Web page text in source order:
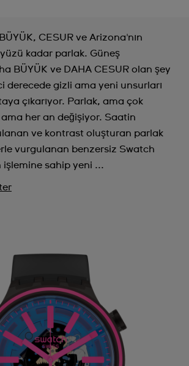
CESUR ve Arizona'nın
kadar parlak. Güneş
BÜYÜK ve DAHA CESUR olan şey
derecede gizli ama yeni unsurları
çıkarıyor. Parlak, ama çok
her an değişiyor. Saatin
ve kontrast oluşturan parlak
vurgulanan benzersiz Swatch
sahip yeni ...